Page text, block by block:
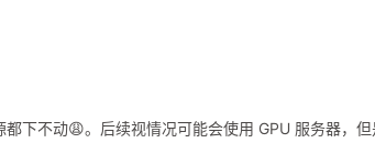
下不动😩。后续视情况可能会使用 GPU 服务器，但